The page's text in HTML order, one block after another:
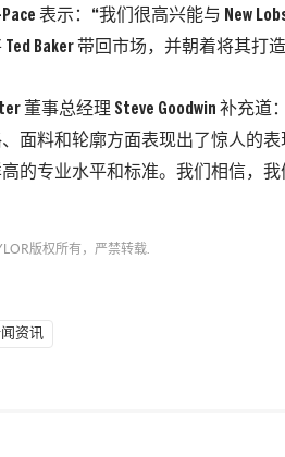
Pace 表示：“我们很高兴能与 New
Ted Baker 带回市场，并朝着将其
董事总经理 Steve Goodwin 补充
面料和轮廓方面表现出了惊人的
的专业水平和标准。我们相信，
版权所有，严禁转载.
资讯